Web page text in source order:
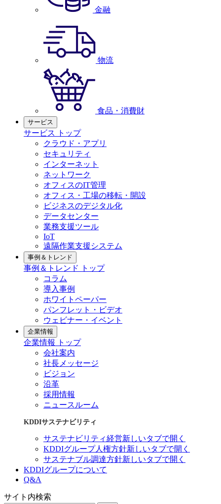
金融
物流
食品・消費財
サービス
サービス トップ
クラウド・アプリ
セキュリティ
インターネット
ネットワーク
オフィスのIT管理
オフィス・工場の移転・開設
ビジネスのデジタル化
データセンター
業務支援ツール
IoT
遠隔作業支援システム
事例＆トレンド
事例＆トレンド トップ
コラム
導入事例
ホワイトペーパー
パンフレット・ビデオ
ウェビナー・イベント
企業情報
企業情報 トップ
会社案内
社長メッセージ
ビジョン
沿革
採用情報
ニュースルーム
KDDIサステナビリティ
サステナビリティ経営新しいタブで開く
KDDIグループ人権方針新しいタブで開く
サステナブル調達方針新しいタブで開く
KDDIグループについて
Q&A
サイト内検索